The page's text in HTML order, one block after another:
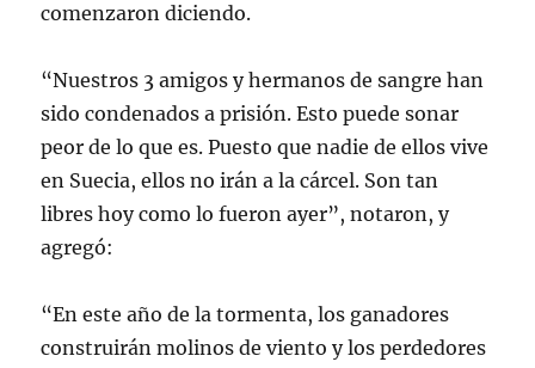
comenzaron diciendo.
“Nuestros 3 amigos y hermanos de sangre han
sido condenados a prisión. Esto puede sonar
peor de lo que es. Puesto que nadie de ellos vive
en Suecia, ellos no irán a la cárcel. Son tan
libres hoy como lo fueron ayer”, notaron, y
agregó:
“En este año de la tormenta, los ganadores
construirán molinos de viento y los perdedores